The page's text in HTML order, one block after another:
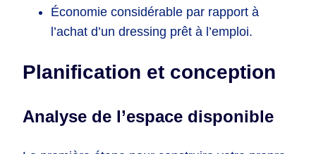
Économie considérable par rapport à
l’achat d’un dressing prêt à l’emploi.
Planification et conception
Analyse de l’espace disponible